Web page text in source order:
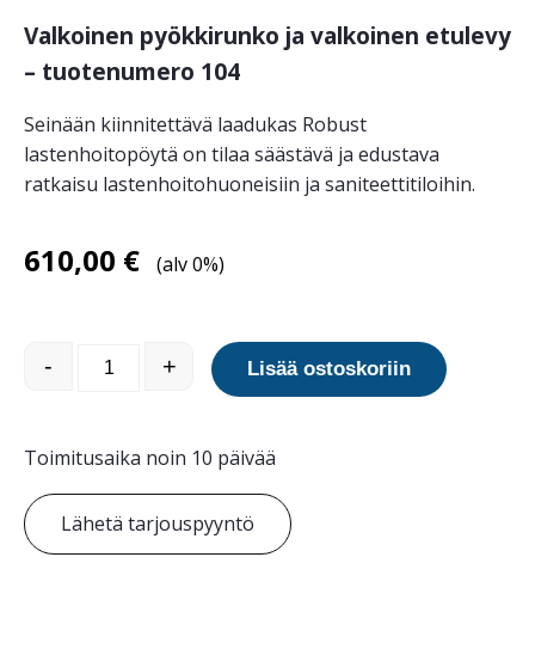
Valkoinen pyökkirunko ja valkoinen etulevy
– tuotenumero 104
Seinään kiinnitettävä laadukas Robust
lastenhoitopöytä on tilaa säästävä ja edustava
ratkaisu lastenhoitohuoneisiin ja saniteettitiloihin.
610,00 € (alv 0%)
Robust Valkoinen lastenhoitopöytä määrä
- + Lisää ostoskoriin
Toimitusaika noin 10 päivää
Lähetä tarjouspyyntö